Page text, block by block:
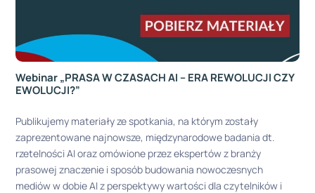
Webinar „PRASA W CZASACH AI – ERA REWOLUCJI CZY
EWOLUCJI?”
Publikujemy materiały ze spotkania, na którym zostały
zaprezentowane najnowsze, międzynarodowe badania dt.
rzetelności AI oraz omówione przez ekspertów z branży
prasowej znaczenie i sposób budowania nowoczesnych
mediów w dobie AI z perspektywy wartości dla czytelników i